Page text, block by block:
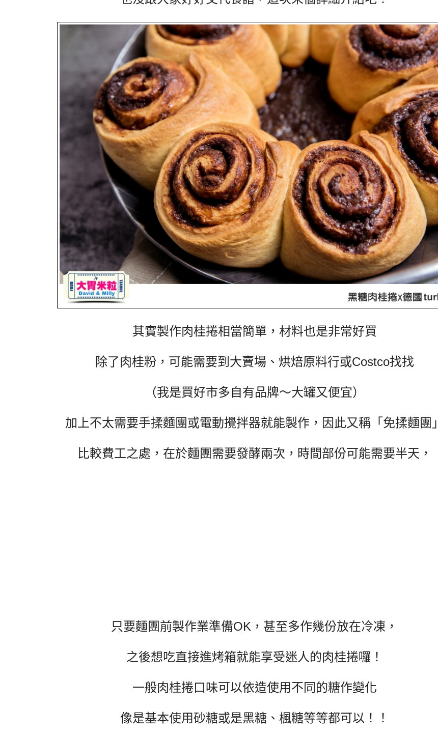
其實製作肉桂捲相當簡單，材料也是非常好買
除了肉桂粉，可能需要到大賣場、烘焙原料行或Costco找找
（我是買好市多自有品牌～大罐又便宜）
加上不太需要手揉麵團或電動攪拌器就能製作，因此又稱「免揉麵團」
比較費工之處，在於麵團需要發酵兩次，時間部份可能需要半天，
只要麵團前製作業準備OK，甚至多作幾份放在冷凍，
之後想吃直接進烤箱就能享受迷人的肉桂捲囉！
一般肉桂捲口味可以依造使用不同的糖作變化
像是基本使用砂糖或是黑糖、楓糖等等都可以！！